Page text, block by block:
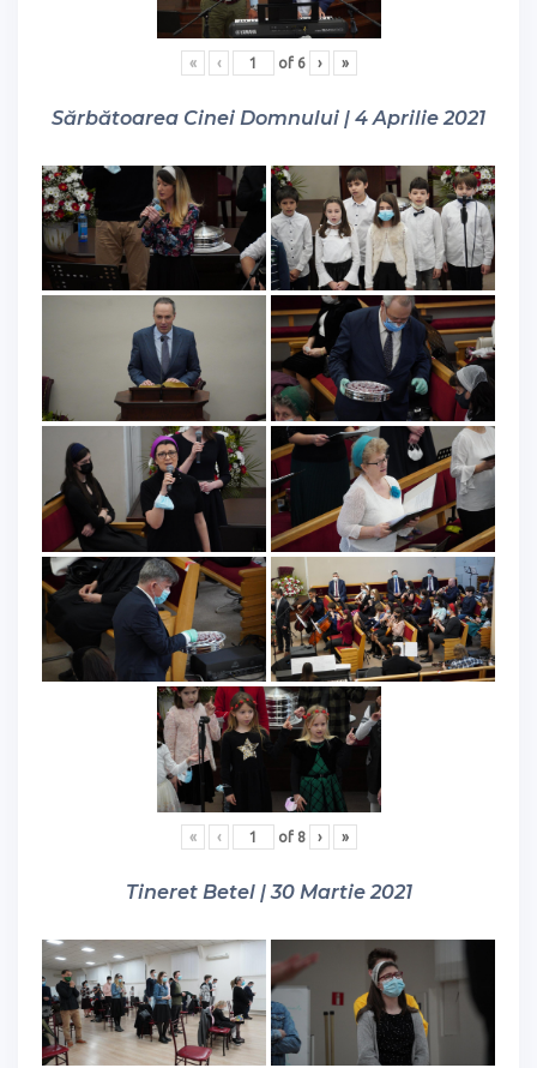
« ‹ of 6 › »
Sărbătoarea Cinei Domnului | 4 Aprilie 2021
« ‹ of 8 › »
Tineret Betel | 30 Martie 2021